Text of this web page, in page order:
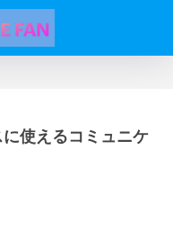
使えるコミュニケ